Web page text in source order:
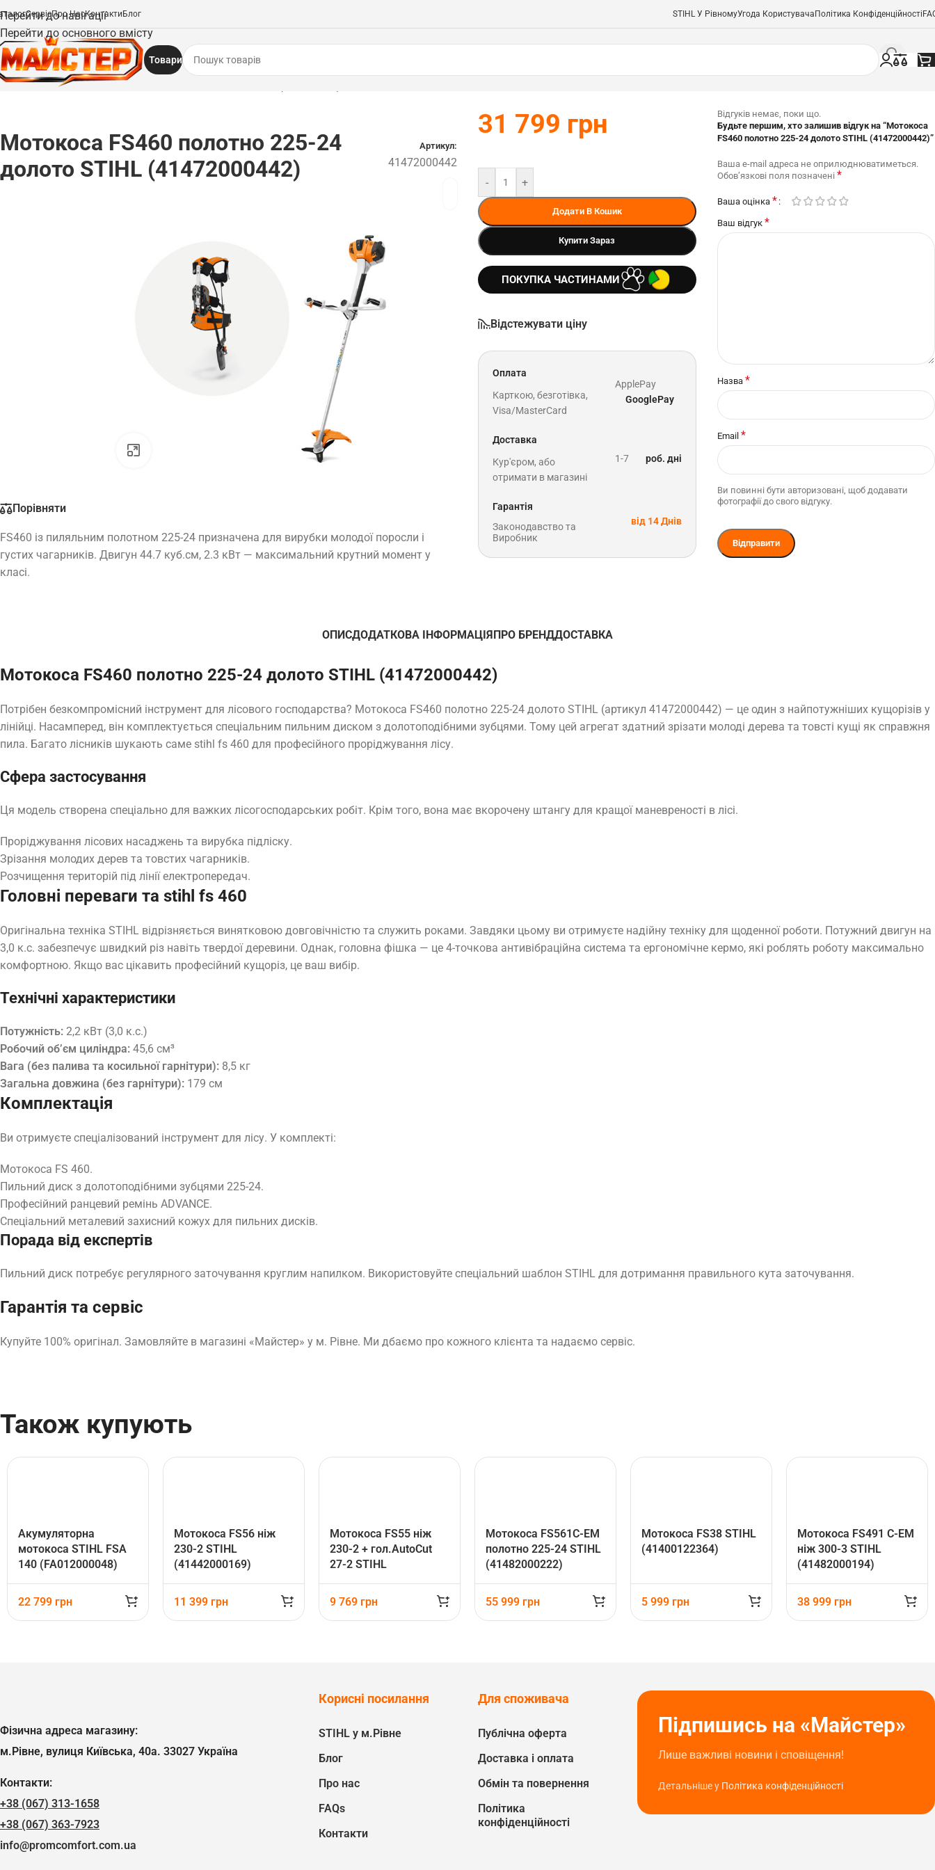
Перейти до навігації
Перейти до основного вмісту
СервісПро НасКонтакти Блог STIHL У РівномуУгода Користувача Політика Конфіденційності
Товари
Мотокоси
Мотокоса FS460 полотно 225-24
долото STIHL (41472000442)
Артикул:
41472000442
Порівняти
FS460 із пиляльним полотном 225-24 призначена для вирубки молодої поросли і
густих чагарників. Двигун 44.7 куб.см, 2.3 кВт — максимальний крутний момент у
класі.
31 799 грн
- +
Додати В Кошик
Купити Зараз
ПОКУПКА ЧАСТИНАМИ
Відстежувати ціну
Оплата
Карткою, безготівка,
Visa/MasterCard
ApplePay
GooglePay
Доставка
Кур'єром, або
отримати в магазині
1-7 роб. дні
Гарантія
Законодавство та
Виробник
від 14 Днів
Відгуків немає, поки що.
Будьте першим, хто залишив відгук на “Мотокоса
FS460 полотно 225-24 долото STIHL (41472000442)”
Ваша e-mail адреса не оприлюднюватиметься.
Обов’язкові поля позначені *
Ваша оцінка *
Ваш відгук *
Назва *
Email *
Ви повинні бути авторизовані, щоб додавати
фотографії до свого відгуку.
ОПИСДОДАТКОВА ІНФОРМАЦІЯПРО БРЕНДДОСТАВКА
Мотокоса FS460 полотно 225-24 долото STIHL (41472000442)
Потрібен безкомпромісний інструмент для лісового господарства? Мотокоса FS460 полотно 225-24 долото STIHL (артикул 41472000442) — це один з найпотужніших кущорізів у
лінійці. Насамперед, він комплектується спеціальним пильним диском з долотоподібними зубцями. Тому цей агрегат здатний зрізати молоді дерева та товсті кущі як справжня
пила. Багато лісників шукають саме stihl fs 460 для професійного проріджування лісу.
Сфера застосування
Ця модель створена спеціально для важких лісогосподарських робіт. Крім того, вона має вкорочену штангу для кращої маневреності в лісі.
Проріджування лісових насаджень та вирубка підліску.
Зрізання молодих дерев та товстих чагарників.
Розчищення територій під лінії електропередач.
Головні переваги та stihl fs 460
Оригінальна техніка STIHL відрізняється винятковою довговічністю та служить роками. Завдяки цьому ви отримуєте надійну техніку для щоденної роботи. Потужний двигун на
3,0 к.с. забезпечує швидкий різ навіть твердої деревини. Однак, головна фішка — це 4-точкова антивібраційна система та ергономічне кермо, які роблять роботу максимально
комфортною. Якщо вас цікавить професійний кущоріз, це ваш вибір.
Технічні характеристики
Потужність: 2,2 кВт (3,0 к.с.)
Робочий об’єм циліндра: 45,6 см³
Вага (без палива та косильної гарнітури): 8,5 кг
Загальна довжина (без гарнітури): 179 см
Комплектація
Ви отримуєте спеціалізований інструмент для лісу. У комплекті:
Мотокоса FS 460.
Пильний диск з долотоподібними зубцями 225-24.
Професійний ранцевий ремінь ADVANCE.
Спеціальний металевий захисний кожух для пильних дисків.
Порада від експертів
Пильний диск потребує регулярного заточування круглим напилком. Використовуйте спеціальний шаблон STIHL для дотримання правильного кута заточування.
Гарантія та сервіс
Купуйте 100% оригінал. Замовляйте в магазині «Майстер» у м. Рівне. Ми дбаємо про кожного клієнта та надаємо сервіс.
Також купують
Акумуляторна
мотокоса STIHL FSА
140 (FA012000048)
22 799 грн
Мотокоса FS56 ніж
230-2 STIHL
(41442000169)
11 399 грн
Мотокоса FS55 ніж
230-2 + гол.AutoCut
27-2 STIHL
9 769 грн
Мотокоса FS561C-EM
полотно 225-24 STIHL
(41482000222)
55 999 грн
Мотокоса FS38 STIHL
(41400122364)
5 999 грн
Мотокоса FS491 C-EM
ніж 300-3 STIHL
(41482000194)
38 999 грн
Фізична адреса магазину:
м.Рівне, вулиця Київська, 40а. 33027 Україна
Контакти:
+38 (067) 313-1658
+38 (067) 363-7923
info@promcomfort.com.ua
Корисні посилання
STIHL у м.Рівне
Блог
Про нас
FAQs
Контакти
Для споживача
Публічна оферта
Доставка і оплата
Обмін та повернення
Політика
конфіденційності
Підпишись на «Майстер»
Лише важливі новини і сповіщення!
Детальніше у Політика конфіденційності